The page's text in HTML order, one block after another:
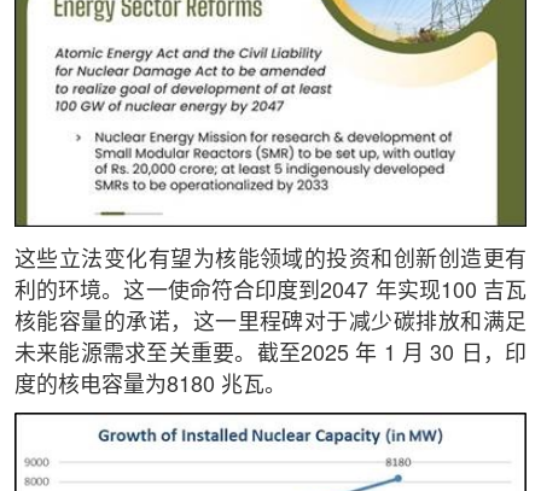
这些立法变化有望为核能领域的投资和创新创造更有
利的环境。这一使命符合印度到2047 年实现100 吉瓦
核能容量的承诺，这一里程碑对于减少碳排放和满足
未来能源需求至关重要。截至2025 年 1 月 30 日，印
度的核电容量为8180 兆瓦。